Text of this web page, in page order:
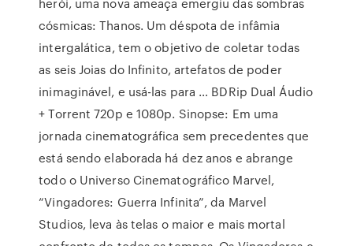
cósmicas: Thanos. Um déspota de infâmia
intergalática, tem o objetivo de coletar todas
as seis Joias do Infinito, artefatos de poder
inimaginável, e usá-las para … BDRip Dual Áudio
+ Torrent 720p e 1080p. Sinopse: Em uma
jornada cinematográfica sem precedentes que
está sendo elaborada há dez anos e abrange
todo o Universo Cinematográfico Marvel,
“Vingadores: Guerra Infinita”, da Marvel
Studios, leva às telas o maior e mais mortal